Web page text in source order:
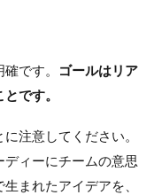
です。
ゴールはリア
です。
注意してください。
ディーにチームの意思
まれたアイデアを、